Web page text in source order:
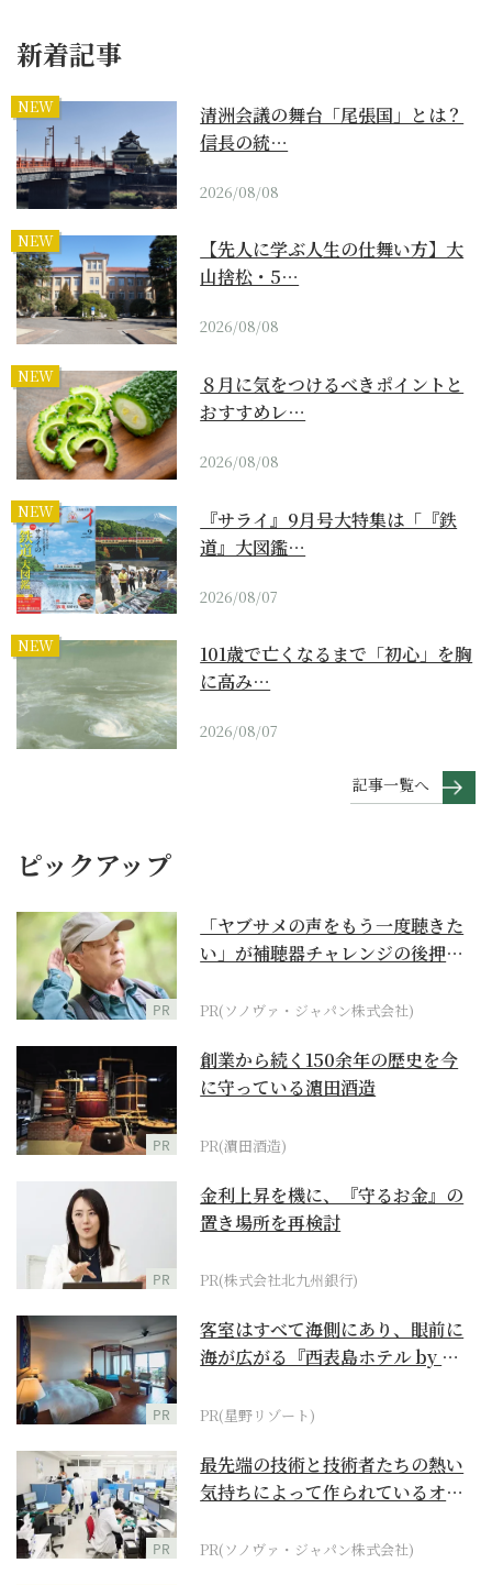
新着記事
NEW
清洲会議の舞台「尾張国」とは？
信長の統…
2026/08/08
NEW
【先人に学ぶ人生の仕舞い方】大
山捨松・5…
2026/08/08
NEW
８月に気をつけるべきポイントと
おすすめレ…
2026/08/08
NEW
『サライ』9月号大特集は「『鉄
道』大図鑑…
2026/08/07
NEW
101歳で亡くなるまで「初心」を胸
に高み…
2026/08/07
記事一覧へ
ピックアップ
PR
「ヤブサメの声をもう一度聴きた
い」が補聴器チャレンジの後押し
PR(ソノヴァ・ジャパン株式会社)
PR
創業から続く150余年の歴史を今
に守っている濵田酒造
PR(濵田酒造)
PR
金利上昇を機に、『守るお金』の
置き場所を再検討
PR(株式会社北九州銀行)
PR
客室はすべて海側にあり、眼前に
海が広がる『西表島ホテル by 星
PR(星野リゾート)
PR
最先端の技術と技術者たちの熱い
気持ちによって作られているオー
PR(ソノヴァ・ジャパン株式会社)